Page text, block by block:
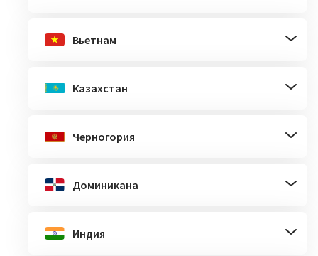
Вьетнам
Казахстан
Черногория
Доминикана
Индия